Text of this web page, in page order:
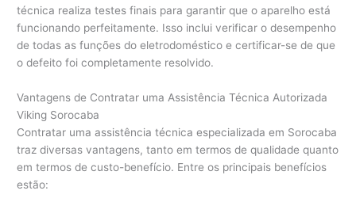
técnica realiza testes finais para garantir que o aparelho está
funcionando perfeitamente. Isso inclui verificar o desempenho
de todas as funções do eletrodoméstico e certificar-se de que
o defeito foi completamente resolvido.
Vantagens de Contratar uma Assistência Técnica Autorizada
Viking Sorocaba
Contratar uma assistência técnica especializada em Sorocaba
traz diversas vantagens, tanto em termos de qualidade quanto
em termos de custo-benefício. Entre os principais benefícios
estão: